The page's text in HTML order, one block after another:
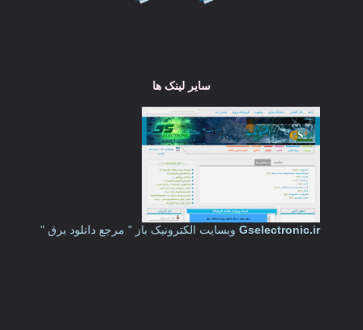
سایر لینک ها
Gselectronic.irوبسایت الکترونیک باز " مرجع دانلود برق "